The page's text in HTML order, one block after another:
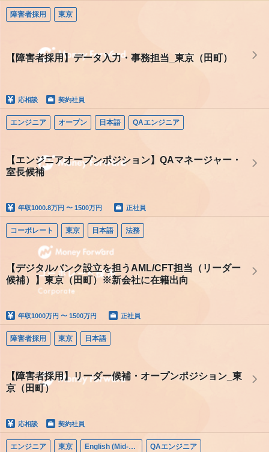
障害者採用 東京
【障害者採用】データ入力・事務担当_東京（田町）
応相談 契約社員
エンジニア オープン 日本語 QAエンジニア
【エンジニアオープンポジション】QAマネージャー・
室長候補
年収1000.8万円 〜 1500万円 正社員
コーポレート 東京 日本語 法務
【デジタルバンク設立を担うAML/CFT担当（リーダー
候補）】東京（田町）※新会社に在籍出向
年収1000万円 〜 1500万円 正社員
障害者採用 東京 日本語
【障害者採用】リーダー候補・オープンポジション_東
京（田町）
応相談 契約社員
エンジニア 東京 English (Mid-career) QAエンジニア